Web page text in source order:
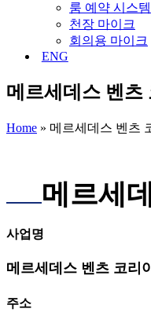
룸 예약 시스템
천장 마이크
회의용 마이크
ENG
메르세데스 벤츠
Home » 메르세데스 벤츠
메르세
사업명
메르세데스 벤츠 코리
주소